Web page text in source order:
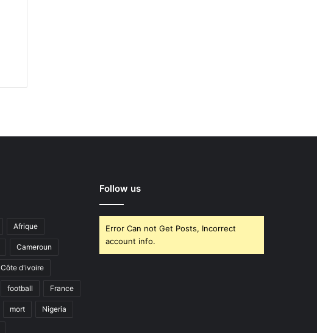
Afrique
Cameroun
Côte d'ivoire
football France
mort Nigeria
Follow us
Error Can not Get Posts, Incorrect
account info.